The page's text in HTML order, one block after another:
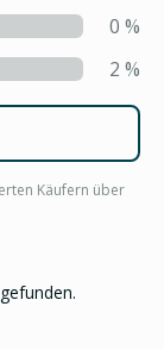
0 %
2 %
Käufern über